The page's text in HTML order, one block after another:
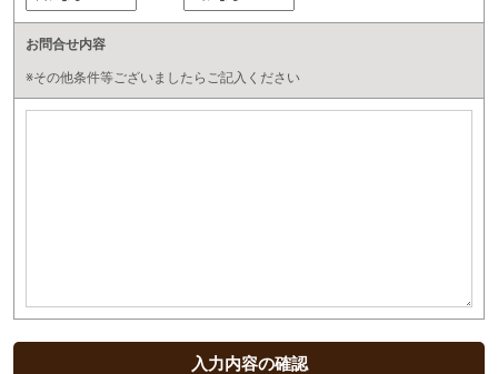
お問合せ内容
※その他条件等ございましたらご記入ください